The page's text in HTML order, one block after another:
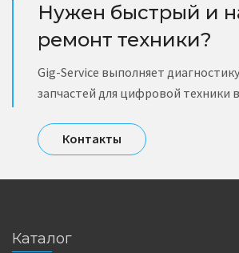
Нужен быстрый и
ремонт техники?
Gig-Service выполняет
запчастей для цифровой техники
Контакты
Каталог